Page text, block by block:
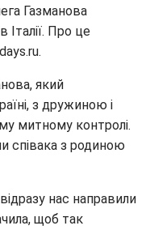
Газманова
Про це
який
з дружиною і
митному контролі.
співака з родиною
нас направили
щоб так